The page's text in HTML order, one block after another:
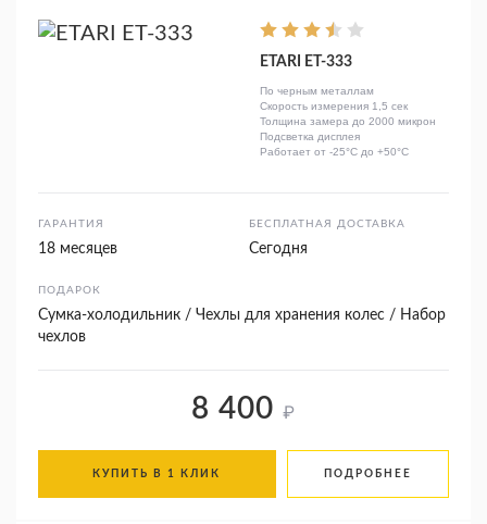
ETARI ЕТ-333
По черным металлам
Скорость измерения 1,5 сек
Толщина замера до 2000 микрон
Подсветка дисплея
Работает от -25°C до +50°C
ГАРАНТИЯ
18 месяцев
БЕСПЛАТНАЯ ДОСТАВКА
Сегодня
ПОДАРОК
Сумка-холодильник / Чехлы для хранения колес / Набор
чехлов
8 400 ₽
КУПИТЬ В 1 КЛИК ПОДРОБНЕЕ